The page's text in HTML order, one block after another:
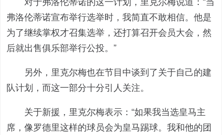
弗洛伦蒂诺宣布举行选举时，我简直不敢相信。他是
为了继续掌权才召集选举，还打算召开会员大会，然
后就出售俱乐部举行公投。”
另外，里克尔梅也在节目中谈到了关于自己的建
队计划，而这一部分十分引人关注。
关于新援，里克尔梅表示：“如果我当选皇马主
席，像罗德里这样的球员会为皇马踢球。我和他的团